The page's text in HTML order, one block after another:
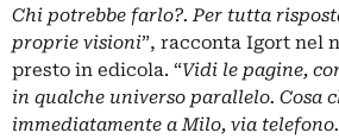
Chi potrebbe farlo?. Per tutta
proprie visioni”, racconta Igort nel
presto in edicola. “Vidi le pagine,
in qualche universo parallelo. Cosa
immediatamente a Milo, via telefono.